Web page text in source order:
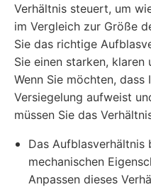
Verhältnis steuert, um
im Vergleich zur Größe
Sie das richtige
Sie einen starken, klaren
Wenn Sie möchten, dass
Versiegelung aufweist
müssen Sie das
Das Aufblasverhältnis
mechanischen
Anpassen dieses